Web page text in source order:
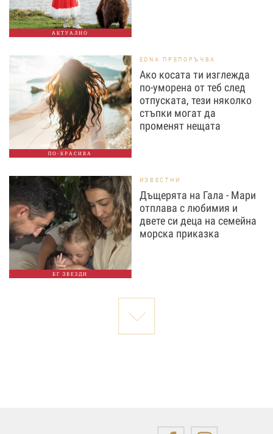
АКТУАЛНО
ПО-КРАСИВА
EDNA ПРЕПОРЪЧВА
Ако косата ти изглежда
по-уморена от теб след
отпуската, тези няколко
стъпки могат да
променят нещата
БГ ЗВЕЗДИ
ИЗВЕСТНИ
Дъщерята на Гала - Мари
отплава с любимия и
двете си деца на семейна
морска приказка